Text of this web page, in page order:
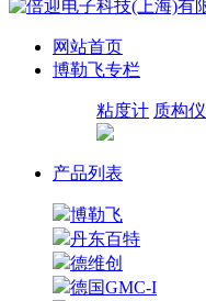
网站首页
博勒飞专栏
粘度计 质构仪
产品列表
博勒飞
丹东百特
德维创
德国GMC-I